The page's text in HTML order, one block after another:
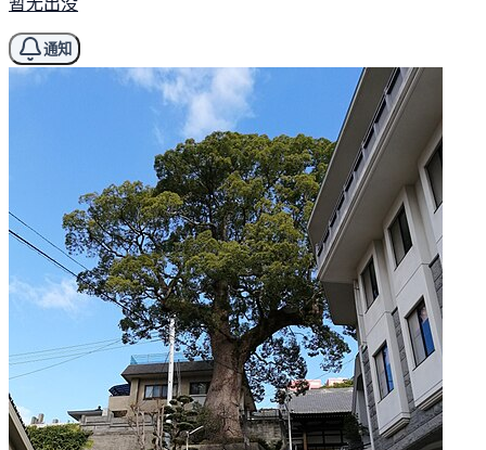
通知